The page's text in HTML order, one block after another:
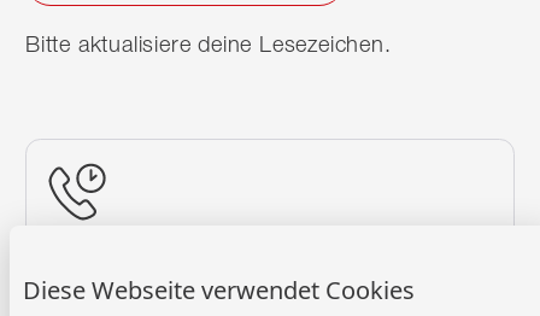
Diese Webseite verwendet Cookies
Bitte aktualisiere deine Lesezeichen.